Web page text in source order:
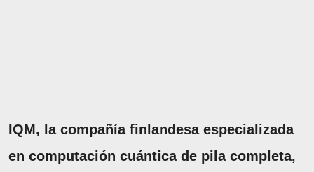
IQM, la compañía finlandesa especializada
en computación cuántica de pila completa,